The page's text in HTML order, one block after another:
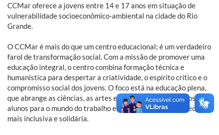
CCMar oferece a jovens entre 14 e 17 anos em situação de
vulnerabilidade socioeconômico-ambiental na cidade do Rio
Grande.
O CCMar é mais do que um centro educacional; é um verdadeiro
farol de transformação social. Com a missão de promover uma
educação integral, o centro combina formação técnica e
humanística para despertar a criatividade, o espírito crítico e o
compromisso social dos jovens. O foco está na educação plena,
que abrange as ciências, as artes e as letras, preparando os
alunos para o mundo do trabalho e para uma vida em sociedade
mais inclusiva e solidária.